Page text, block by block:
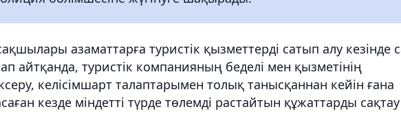
азаматтарға туристік қызметтерді сатып алу кезінде
айтқанда, туристік компанияның беделі мен қызметінің
келісімшарт талаптарымен толық танысқаннан кейін ғана
кезде міндетті түрде төлемді растайтын құжаттарды сақтау